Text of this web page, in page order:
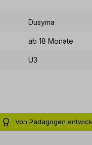
Dusyma
ab 18 Monate
U3
Von Pädagogen